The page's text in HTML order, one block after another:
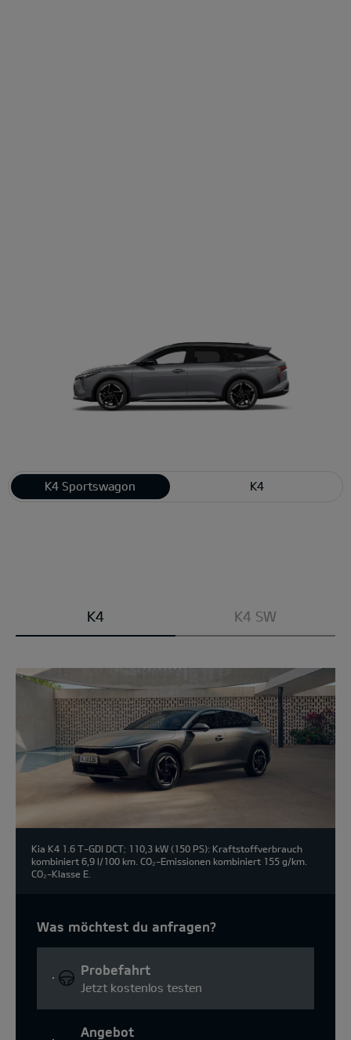
K4 Sportswagon K4
K4 K4 SW
Kia K4 1.6 T-GDI DCT; 110,3 kW (150 PS): Kraftstoffverbrauch
kombiniert 6,9 l/100 km. CO₂-Emissionen kombiniert 155 g/km.
CO₂-Klasse E.
Was möchtest du anfragen?
Probefahrt
Jetzt kostenlos testen
Angebot